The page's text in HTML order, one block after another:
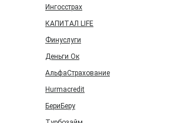
Ингосстрах
КАПИТАЛ LIFE
Финуслуги
Деньги Ок
АльфаСтрахование
Hurmacredit
БериБеру